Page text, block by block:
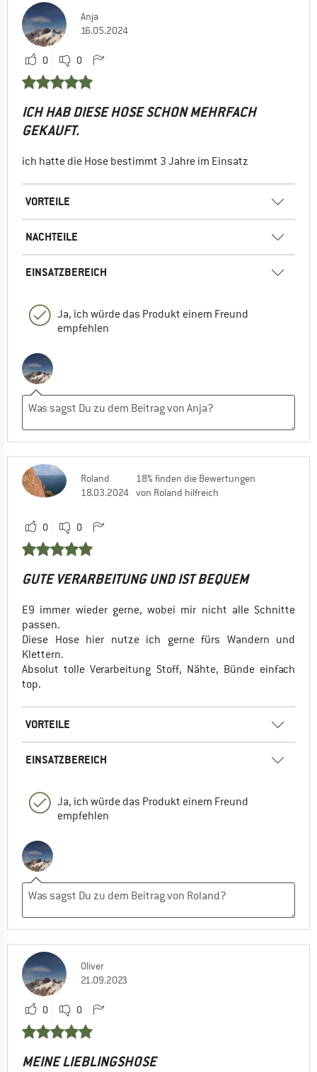
Anja
16.05.2024
0 0
ICH HAB DIESE HOSE SCHON MEHRFACH
GEKAUFT.
ich hatte die Hose bestimmt 3 Jahre im Einsatz
VORTEILE
NACHTEILE
EINSATZBEREICH
Ja, ich würde das Produkt einem Freund
empfehlen
Roland
18.03.2024
18% finden die Bewertungen
von Roland hilfreich
0 0
GUTE VERARBEITUNG UND IST BEQUEM
E9 immer wieder gerne, wobei mir nicht alle Schnitte
passen.
Diese Hose hier nutze ich gerne fürs Wandern und
Klettern.
Absolut tolle Verarbeitung Stoff, Nähte, Bünde einfach
top.
VORTEILE
EINSATZBEREICH
Ja, ich würde das Produkt einem Freund
empfehlen
Oliver
21.09.2023
0 0
MEINE LIEBLINGSHOSE